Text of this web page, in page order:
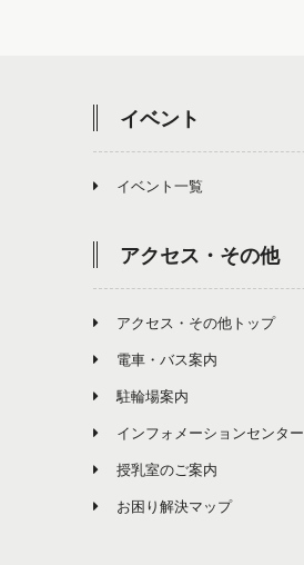
イベント
イベント一覧
アクセス・その他
アクセス・その他トップ
電車・バス案内
駐輪場案内
インフォメーションセンター
授乳室のご案内
お困り解決マップ